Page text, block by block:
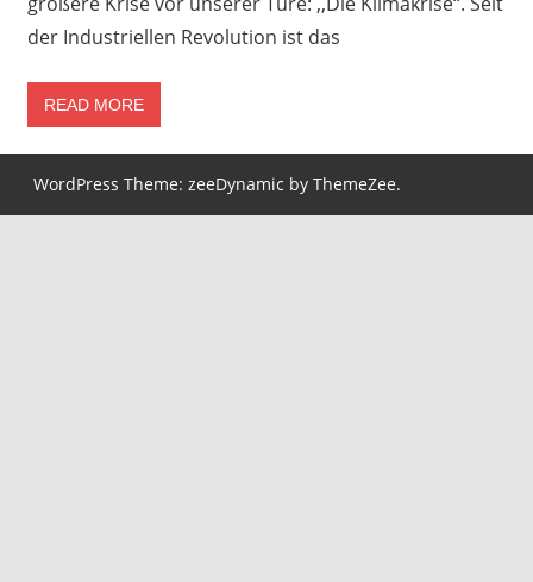
der Industriellen Revolution ist das
READ MORE
WordPress Theme: zeeDynamic by ThemeZee.